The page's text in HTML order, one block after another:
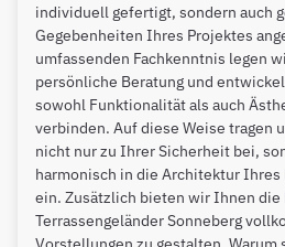
individuell gefertigt, sondern auch
Gegebenheiten Ihres Projektes
umfassenden Fachkenntnis legen
persönliche Beratung und
sowohl Funktionalität als auch
verbinden. Auf diese Weise tragen
nicht nur zu Ihrer Sicherheit bei,
harmonisch in die Architektur Ihres
ein. Zusätzlich bieten wir Ihnen
Terrassengeländer Sonneberg